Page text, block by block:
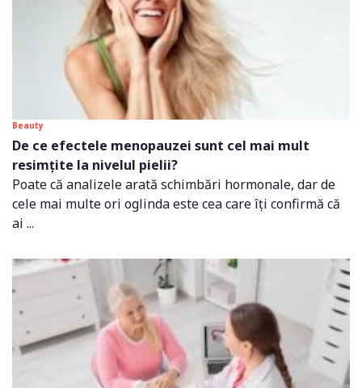
Beauty
De ce efectele menopauzei sunt cel mai mult
resimțite la nivelul pielii?
Poate că analizele arată schimbări hormonale, dar de
cele mai multe ori oglinda este cea care îți confirmă că
ai ...